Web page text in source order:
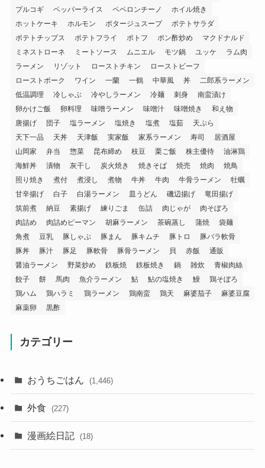
プルコギ
ペッパーライス ペペロンチーノ
ホイル焼き
ホットケーキ
ホルモン ポタージュスープ
ポテトサラダ
ポテトチップス
ポテトフライ ポトフ ポン酢炒め
マクドナルド
ミネストローネ
ミートソース ムニエル モツ鍋 ユッケ
ラム肉
ラーメン
リゾット ローストチキン
ローストビーフ
ローストポーク
ワイン 一蘭 一鶴 中華風 丼
二郎系ラーメン
低温調理
冷しゃぶ 冷やしラーメン 冷麺 刺身
南蛮漬け
卵かけご飯
卵料理 味噌ラーメン 味噌汁 味噌焼き
和え物
唐揚げ
団子 塩ラーメン 塩焼き 塩煮 塩茹
天ぷら
天下一品
天丼 天津飯 実家飯 家系ラーメン 寿司
居酒屋
山岡家
弁当 惣菜 昆布締め 枝豆 栗ご飯 株主優待
油淋鶏
海鮮丼
漬物 灰干し 炭火焼き 焼きそば 焼売 焼肉
焼鳥
照り焼き
煮付 煮浸し 煮物 牛丼 牛肉 牛骨ラーメン
牡蠣
甘辛揚げ
白子 白湯ラーメン 皿うどん 磯辺揚げ
竜田揚げ
筑前煮
納豆 素揚げ 練りごま 缶詰 肉じゃが
肉そぼろ
肉詰め
肉詰めピーマン 胡麻ラーメン 茶碗蒸し 蒲焼
袋麺
角煮
豆乳 豚しゃぶ 豚まん 豚キムチ 豚トロ
豚バラ軟骨
豚丼
豚汁 豚足 豚軟骨 豚骨ラーメン 貝 赤飯
通販
醤油ラーメン
野菜炒め 鉄板焼 鉄板焼き 鍋 雑炊
青椒肉絲
餃子
餅 馬肉 魚介ラーメン 鮎 鮎の塩焼き 鰻
鶏そぼろ
鶏ハム
鶏ハラミ 鶏ラーメン 鶏南蛮 鶏天 麻婆茄子
麻婆豆腐
麻薬卵
黒酢
カテゴリー
おうちごはん (1,446)
外食 (227)
漫画絵日記 (18)